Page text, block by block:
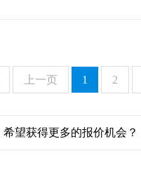
上一页 1 2
希望获得更多的报价机会？